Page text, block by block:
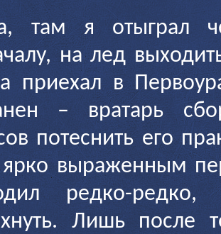
там я отыграл
на лед
приехал в
– вратарь
потеснить его
выраженным
редко-
Лишь после